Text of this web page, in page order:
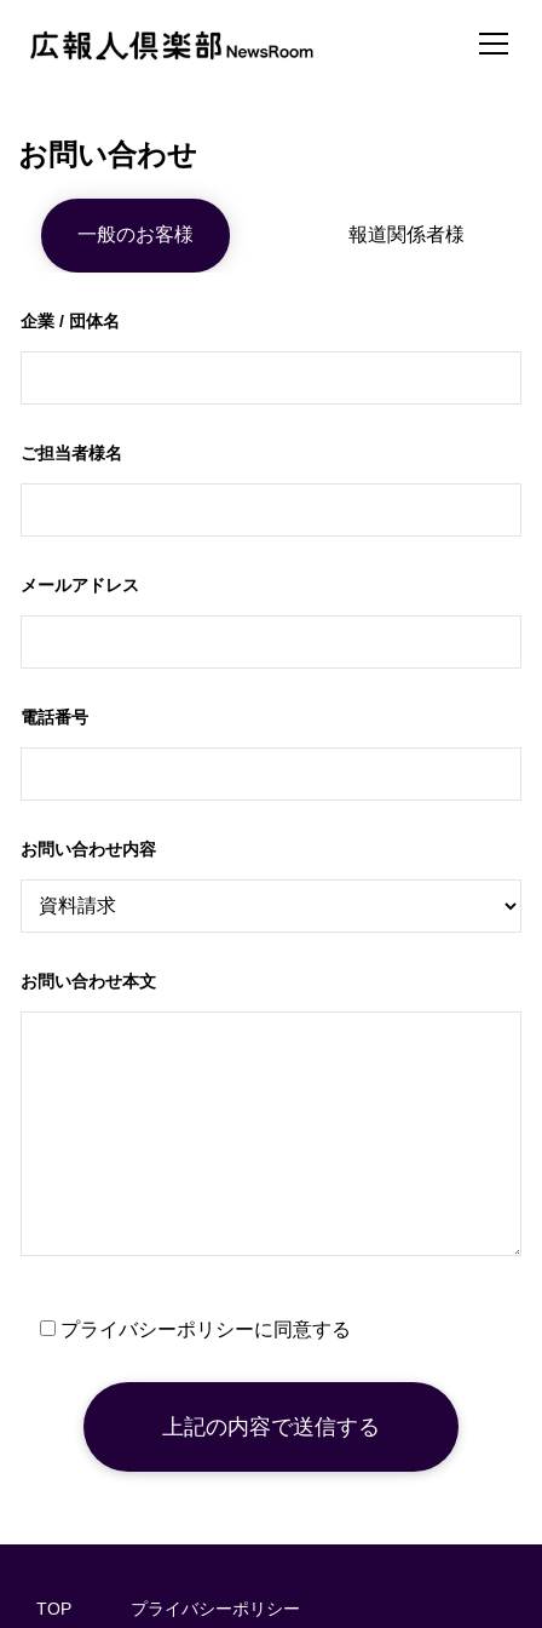
お問い合わせ
一般のお客様 報道関係者様
企業 / 団体名
ご担当者様名
メールアドレス
電話番号
お問い合わせ内容
お問い合わせ本文
プライバシーポリシーに同意する
TOP プライバシーポリシー